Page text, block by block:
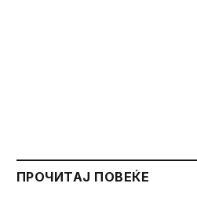
ПРОЧИТАЈ ПОВЕЌЕ